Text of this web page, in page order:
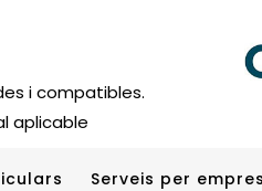
i compatibles.
aplicable
Serveis per